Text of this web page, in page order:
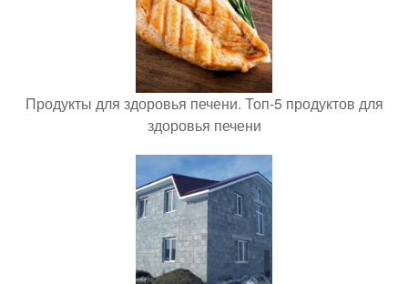
Продукты для здоровья печени. Топ-5 продуктов для
здоровья печени